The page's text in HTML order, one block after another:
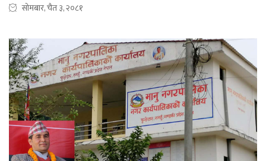
सोमबार, चैत ३, २०८१